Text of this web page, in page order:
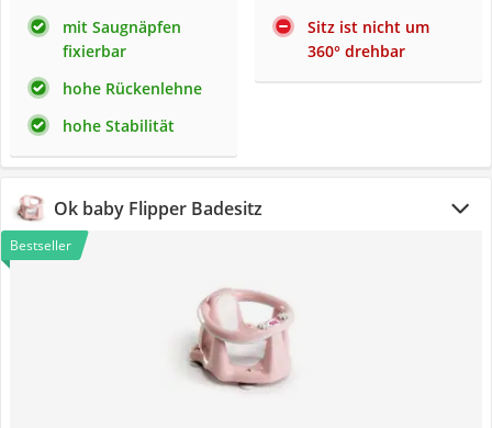
mit Saugnäpfen
fixierbar
hohe Rückenlehne
hohe Stabilität
Sitz ist nicht um
360° drehbar
Ok baby Flipper Badesitz
Bestseller